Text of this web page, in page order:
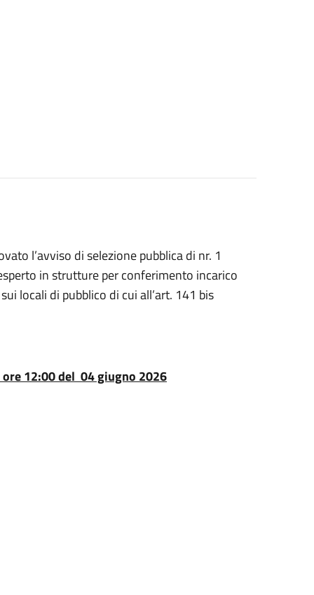
l’avviso di selezione pubblica di nr. 1
in strutture per conferimento incarico
locali di pubblico di cui all’art. 141 bis
12:00 del 04 giugno 2026